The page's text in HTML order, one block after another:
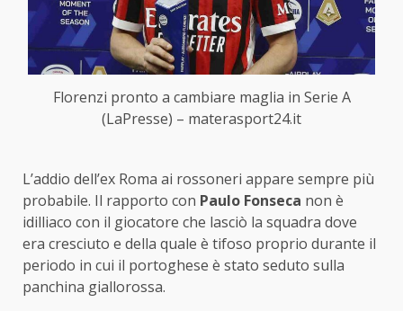
Florenzi pronto a cambiare maglia in Serie A
(LaPresse) – materasport24.it
L’addio dell’ex Roma ai rossoneri appare sempre più
probabile. Il rapporto con Paulo Fonseca non è
idilliaco con il giocatore che lasciò la squadra dove
era cresciuto e della quale è tifoso proprio durante il
periodo in cui il portoghese è stato seduto sulla
panchina giallorossa.